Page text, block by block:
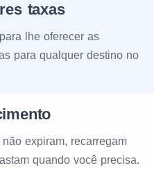
taxas
lhe oferecer as
para qualquer destino no
expiram, recarregam
quando você precisa.